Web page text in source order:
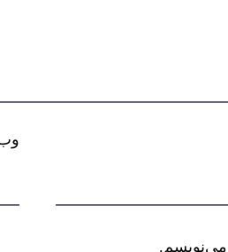
می‌نویسم.